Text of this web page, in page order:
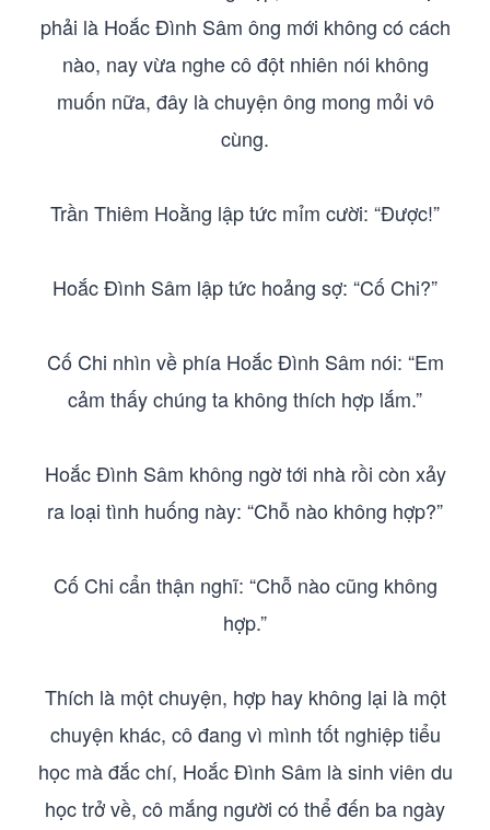
phải là Hoắc Đình Sâm ông mới không có cách
nào, nay vừa nghe cô đột nhiên nói không
muốn nữa, đây là chuyện ông mong mỏi vô
cùng.
Trần Thiêm Hoằng lập tức mỉm cười: “Được!”
Hoắc Đình Sâm lập tức hoảng sợ: “Cố Chi?”
Cố Chi nhìn về phía Hoắc Đình Sâm nói: “Em
cảm thấy chúng ta không thích hợp lắm.”
Hoắc Đình Sâm không ngờ tới nhà rồi còn xảy
ra loại tình huống này: “Chỗ nào không hợp?”
Cố Chi cẩn thận nghĩ: “Chỗ nào cũng không
hợp.”
Thích là một chuyện, hợp hay không lại là một
chuyện khác, cô đang vì mình tốt nghiệp tiểu
học mà đắc chí, Hoắc Đình Sâm là sinh viên du
học trở về, cô mắng người có thể đến ba ngày